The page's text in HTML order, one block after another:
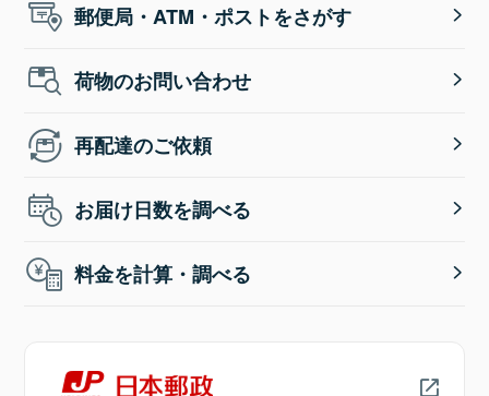
郵便局・ATM・ポストをさがす
荷物のお問い合わせ
再配達のご依頼
お届け日数を調べる
料金を計算・調べる